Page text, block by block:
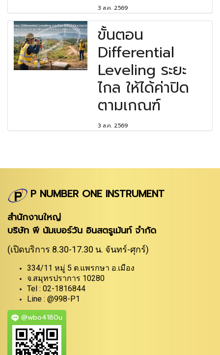
3 ส.ค. 2569
ขั้นตอน
Differential
Leveling ระยะ
ไกล ให้ได้ค่าปิด
ตามเกณฑ์
3 ส.ค. 2569
P NUMBER ONE INSTRUMENT
สำนักงานใหญ่
บริษัท พี นัมเบอร์วัน อินสตรูเม้นท์ จำกัด
(เปิดบริการ 8.30-17.30 น. จันทร์-ศุกร์)
334/11 หมู่ 5 ต.แพรกษา อ.เมือง
จ.สมุทรปราการ 10280
Tel : 02-1816844
Line : @998-P1
@wbo4180u